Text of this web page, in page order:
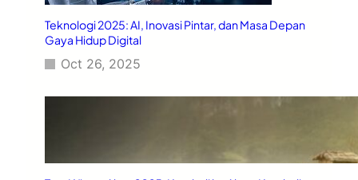
Teknologi 2025: AI, Inovasi Pintar, dan Masa Depan
Gaya Hidup Digital
Oct 26, 2025